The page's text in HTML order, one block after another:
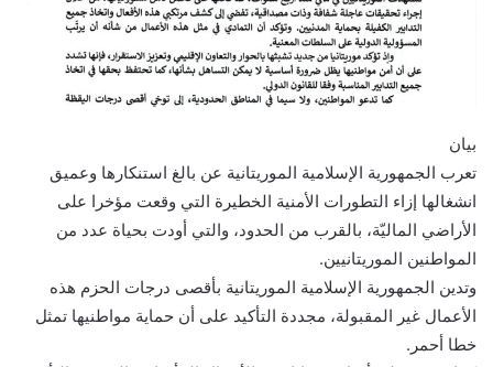
بيان
تعرب الجمهورية الإسلامية الموريتانية عن بالغ استنكارها وعميق
انشغالها إزاء التطورات الأمنية الخطيرة التي وقعت مؤخرا على
الأراضي الماليّة، بالقرب من الحدود، والتي أودت بحياة عدد من
المواطنين الموريتانيين.
وتدين الجمهورية الإسلامية الموريتانية بأقصى درجات الحزم هذه
الأعمال غير المقبولة، مجددة التأكيد على أن حماية مواطنيها تمثل
خطا أحمر.